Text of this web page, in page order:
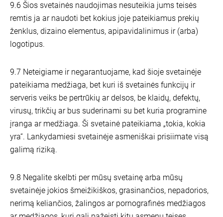
9.6 Šios svetainės naudojimas nesuteikia jums teisės
remtis ja ar naudoti bet kokius joje pateikiamus prekių
ženklus, dizaino elementus, apipavidalinimus ir (arba)
logotipus.
9.7 Neteigiame ir negarantuojame, kad šioje svetainėje
pateikiama medžiaga, bet kuri iš svetainės funkcijų ir
serveris veiks be pertrūkių ar delsos, be klaidų, defektų,
virusų, trikčių ar bus suderinami su bet kuria programine
įranga ar medžiaga. Ši svetainė pateikiama „tokia, kokia
yra“. Lankydamiesi svetainėje asmeniškai prisiimate visą
galimą riziką.
9.8 Negalite skelbti per mūsų svetainę arba mūsų
svetainėje jokios šmeižikiškos, grasinančios, nepadorios,
nerimą keliančios, žalingos ar pornografinės medžiagos